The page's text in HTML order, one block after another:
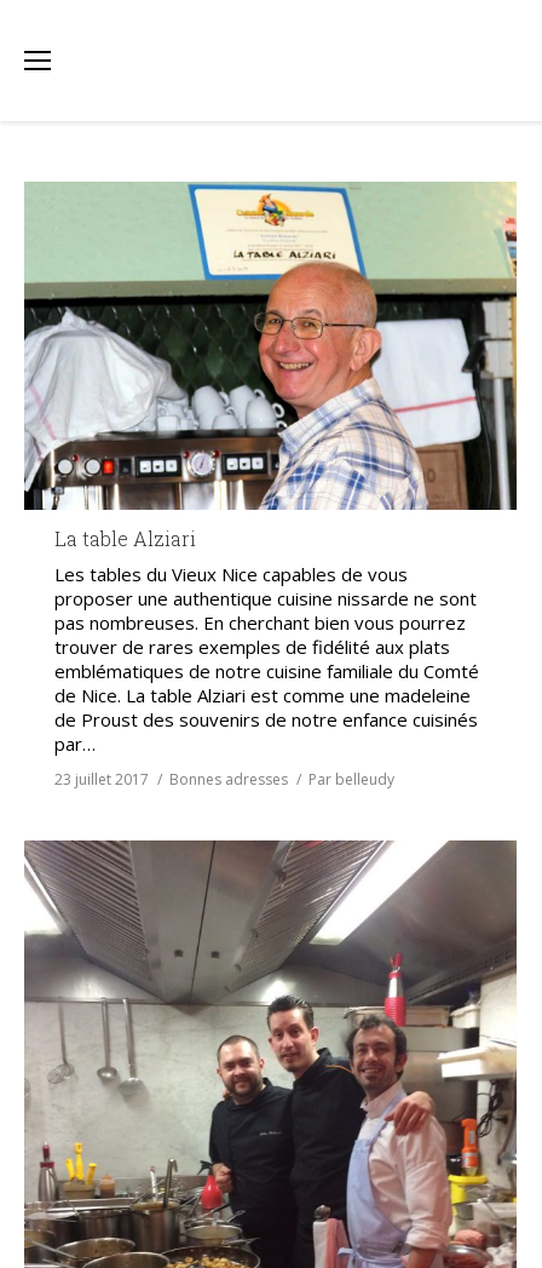
La table Alziari
Les tables du Vieux Nice capables de vous
proposer une authentique cuisine nissarde ne sont
pas nombreuses. En cherchant bien vous pourrez
trouver de rares exemples de fidélité aux plats
emblématiques de notre cuisine familiale du Comté
de Nice. La table Alziari est comme une madeleine
de Proust des souvenirs de notre enfance cuisinés
par…
23 juillet 2017 Bonnes adresses Par belleudy